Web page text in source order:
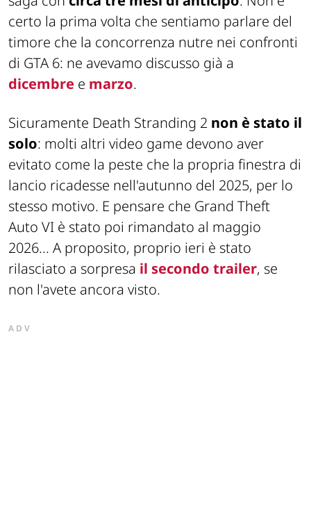
certo la prima volta che sentiamo parlare del
timore che la concorrenza nutre nei confronti
di GTA 6: ne avevamo discusso già a
dicembre e marzo.
Sicuramente Death Stranding 2 non è stato il
solo: molti altri video game devono aver
evitato come la peste che la propria finestra di
lancio ricadesse nell'autunno del 2025, per lo
stesso motivo. E pensare che Grand Theft
Auto VI è stato poi rimandato al maggio
2026... A proposito, proprio ieri è stato
rilasciato a sorpresa il secondo trailer, se
non l'avete ancora visto.
ADV